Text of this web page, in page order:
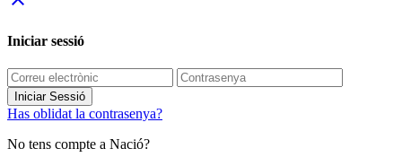
Iniciar sessió
Iniciar Sessió
Has oblidat la contrasenya?
No tens compte a Nació?